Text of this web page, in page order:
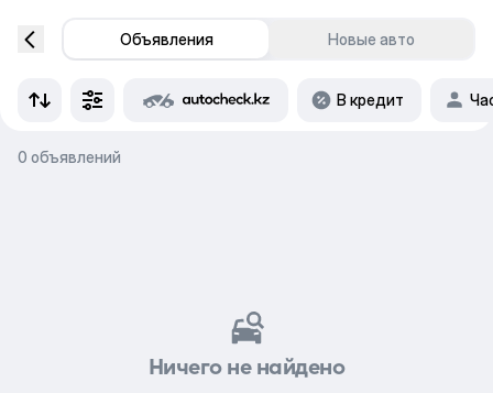
Объявления Новые авто
В кредит
0 объявлений
Ничего не найдено